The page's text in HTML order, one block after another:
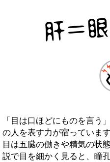
「目は口ほどにものを言う
の人を表す力が宿っていま
目は五臓の働きや精気の状
説で目を細かく見ると、瞳